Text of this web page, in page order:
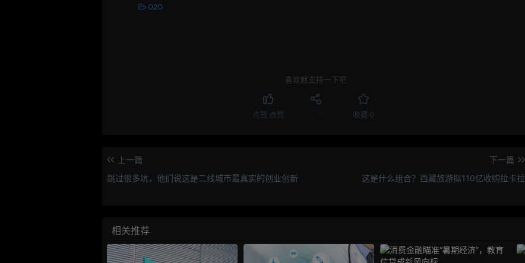
O2O
喜欢就支持一下吧
点赞 点赞 收藏 0
上一篇
跳过很多坑，他们说这是二线城市最真实的创业创新
下一篇
这是什么组合？西藏旅游拟110亿收购拉卡拉
相关推荐